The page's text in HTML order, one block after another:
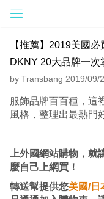
【推薦】2019美國
DKNY 20大品牌一次
by Transbang 2019/09/
服飾品牌百百種，這
風格，整理出最熱門
上外國網站購物，就
麼自己上網買！
轉送幫提供您美國/日